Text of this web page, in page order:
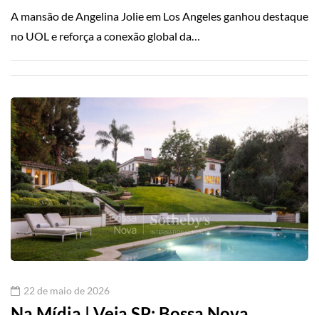
A mansão de Angelina Jolie em Los Angeles ganhou destaque
no UOL e reforça a conexão global da…
22 de maio de 2026